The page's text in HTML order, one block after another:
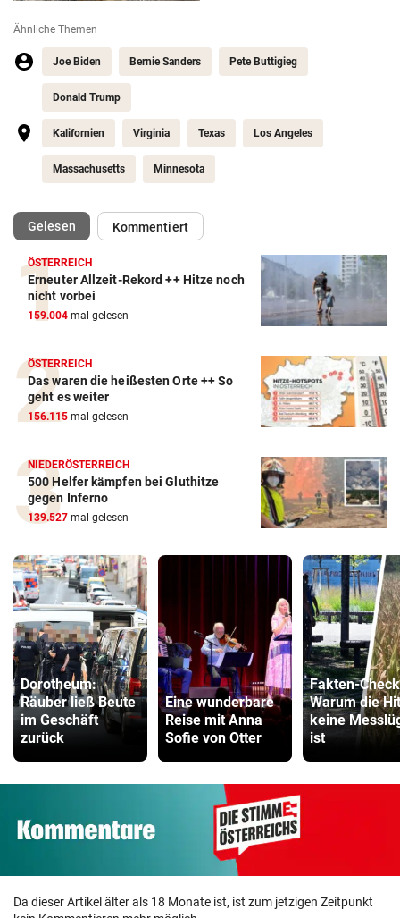
Ähnliche Themen
Joe Biden Bernie Sanders Pete Buttigieg
Donald Trump
Kalifornien Virginia Texas Los Angeles
Massachusetts Minnesota
Gelesen(ausgewählt)Kommentiert
ÖSTERREICH
Erneuter Allzeit-Rekord ++ Hitze noch
nicht vorbei
159.004 mal gelesen
ÖSTERREICH
Das waren die heißesten Orte ++ So
geht es weiter
156.115 mal gelesen
NIEDERÖSTERREICH
500 Helfer kämpfen bei Gluthitze
gegen Inferno
139.527 mal gelesen
Dorotheum:
Räuber ließ Beute
im Geschäft
zurück
Eine wunderbare
Reise mit Anna
Sofie von Otter
Fakten-
Warum die
keine
ist
Da dieser Artikel älter als 18 Monate ist, ist zum jetzigen Zeitpunkt